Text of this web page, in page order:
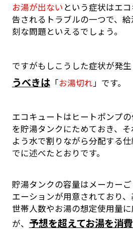
お湯が出ない という症状はエ
告されるトラブルの一つで、
刻な問題といえるでしょう。
ですがもしこうした症状が発生
うべきは「お湯切れ」です。
エコキュートはヒートポンプ
を貯湯タンクにためておき、
よう水で割りながら分配する
でに述べたとおりです。
貯湯タンクの容量はメーカー
エーションが用意されており
世帯人数やお湯の想定使用量
が、 予想を超えてお湯を消